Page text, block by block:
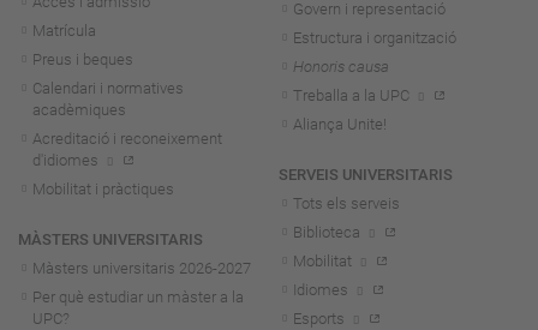
Matrícula
Preus i beques
Calendari i normatives
acadèmiques
Acreditació i reconeixement
d'idiomes
Mobilitat i pràctiques
MÀSTERS UNIVERSITARIS
Màsters universitaris 2026-2027
Per què estudiar un màster a la
UPC?
Govern i representació
Estructura i organització
Honoris causa
Treballa a la UPC
Aliança Unite!
SERVEIS UNIVERSITARIS
Tots els serveis
Biblioteca
Mobilitat
Idiomes
Esports